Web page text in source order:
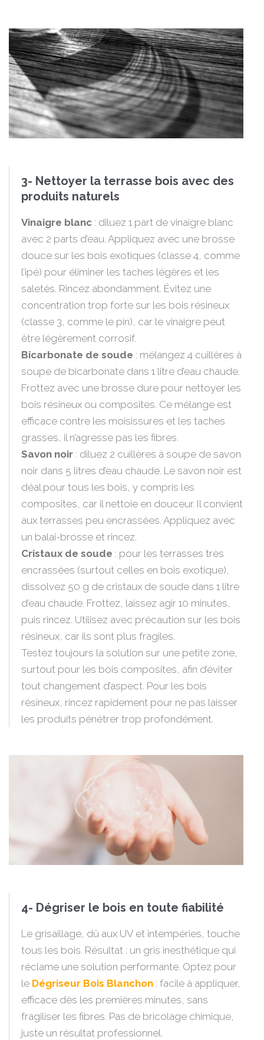
3- Nettoyer la terrasse bois avec des
produits naturels
Vinaigre blanc : diluez 1 part de vinaigre blanc
avec 2 parts d’eau. Appliquez avec une brosse
douce sur les bois exotiques (classe 4, comme
l’ipé) pour éliminer les taches légères et les
saletés. Rincez abondamment. Évitez une
concentration trop forte sur les bois résineux
(classe 3, comme le pin), car le vinaigre peut
être légèrement corrosif.
Bicarbonate de soude : mélangez 4 cuillères à
soupe de bicarbonate dans 1 litre d’eau chaude.
Frottez avec une brosse dure pour nettoyer les
bois résineux ou composites. Ce mélange est
efficace contre les moisissures et les taches
grasses, il n’agresse pas les fibres.
Savon noir : diluez 2 cuillères à soupe de savon
noir dans 5 litres d’eau chaude. Le savon noir est
déal pour tous les bois, y compris les
composites, car il nettoie en douceur. Il convient
aux terrasses peu encrassées. Appliquez avec
un balai-brosse et rincez.
Cristaux de soude : pour les terrasses très
encrassées (surtout celles en bois exotique),
dissolvez 50 g de cristaux de soude dans 1 litre
d’eau chaude. Frottez, laissez agir 10 minutes,
puis rincez. Utilisez avec précaution sur les bois
résineux, car ils sont plus fragiles.
Testez toujours la solution sur une petite zone,
surtout pour les bois composites, afin d’éviter
tout changement d’aspect. Pour les bois
résineux, rincez rapidement pour ne pas laisser
les produits pénétrer trop profondément.
4- Dégriser le bois en toute fiabilité
Le grisaillage, dû aux UV et intempéries, touche
tous les bois. Résultat : un gris inesthétique qui
réclame une solution performante. Optez pour
le Dégriseur Bois Blanchon : facile à appliquer,
efficace dès les premières minutes, sans
fragiliser les fibres. Pas de bricolage chimique,
juste un résultat professionnel.